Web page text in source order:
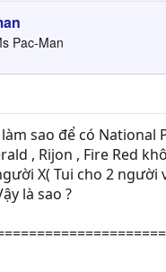
Pac-Man
sao để có National
, Rijon , Fire Red
X( Tui cho 2 người
là sao ?